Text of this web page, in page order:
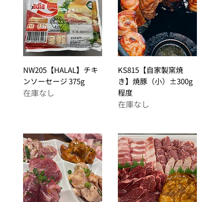
NW205【HALAL】チキ
ンソーセージ 375g
在庫なし
KS815【自家製窯焼
き】焼豚（小）±300g
程度
在庫なし